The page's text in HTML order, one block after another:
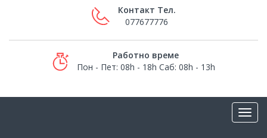
Контакт Тел.
077677776
Работно време
Пон - Пет: 08h - 18h Саб: 08h - 13h